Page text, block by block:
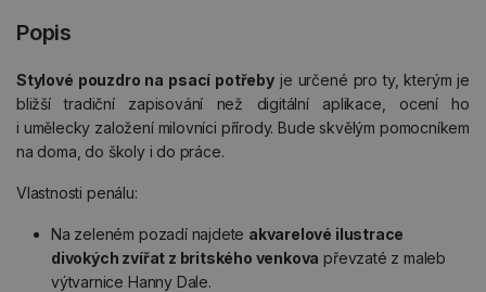
Popis
Stylové pouzdro na psací potřebyje určené pro ty, kterým je
bližší tradiční zapisování než digitální aplikace, ocení ho
i umělecky založení milovníci přírody. Bude skvělým pomocníkem
na doma, do školy i do práce.
Vlastnosti penálu:
Na zeleném pozadí najdete akvarelové ilustrace
divokých zvířat z britského venkova převzaté z maleb
výtvarnice Hanny Dale.